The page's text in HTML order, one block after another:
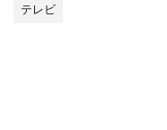
テレビ